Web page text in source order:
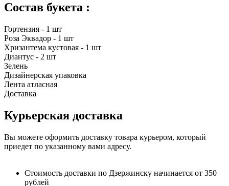
Состав букета :
Гортензия - 1 шт
Роза Эквадор - 1 шт
Хризантема кустовая - 1 шт
Диантус - 2 шт
Зелень
Дизайнерская упаковка
Лента атласная
Доставка
Курьерская доставка
Вы можете оформить доставку товара курьером, который
приедет по указанному вами адресу.
Стоимость доставки по Дзержинску начинается от 350
рублей